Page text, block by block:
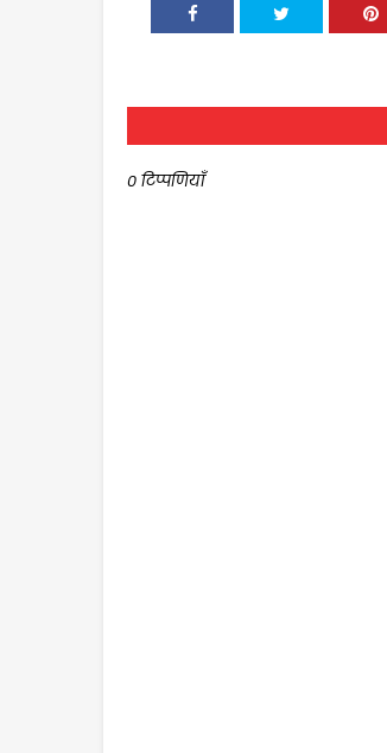
0 टिप्पणियाँ